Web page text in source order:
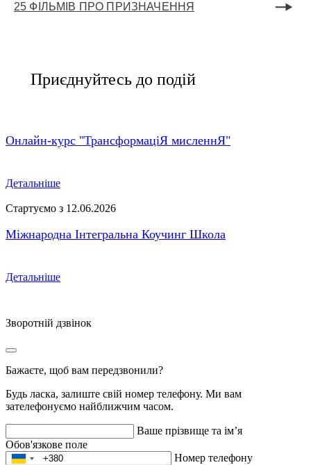
25 ФІЛЬМІВ ПРО ПРИЗНАЧЕННЯ
Приєднуйтесь до подій
Онлайн-курс "ТрансформаціЯ мисленнЯ"
Детальніше
Стартуємо з 12.06.2026
Міжнародна Інтегральна Коучинг Школа
Детальніше
Зворотній дзвінок
Бажаєте, щоб вам передзвонили?
Будь ласка, залиште свій номер телефону. Ми вам
зателефонуємо найближчим часом.
Ваше прізвище та ім’я
Обов'язкове поле
Номер телефону